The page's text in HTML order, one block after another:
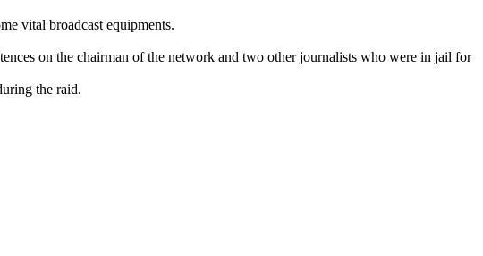
vital broadcast equipments.
on the chairman of the network and two other journalists who were in jail for
the raid.